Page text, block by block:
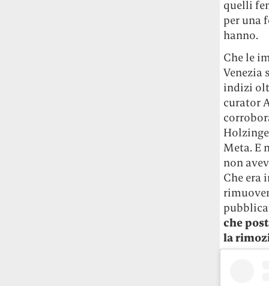
quelli
per una
hanno.
Che le
Venezia
indizi
curator
Meta. E
non
Che era
che
la